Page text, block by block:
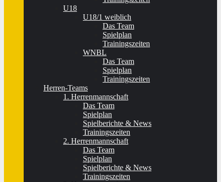
U18
U18/1 weiblich
Das Team
Spielplan
Trainingszeiten
WNBL
Das Team
Spielplan
Trainingszeiten
Herren-Teams
1. Herrenmannschaft
Das Team
Spielplan
Spielberichte & News
Trainingszeiten
2. Herrenmannschaft
Das Team
Spielplan
Spielberichte & News
Trainingszeiten